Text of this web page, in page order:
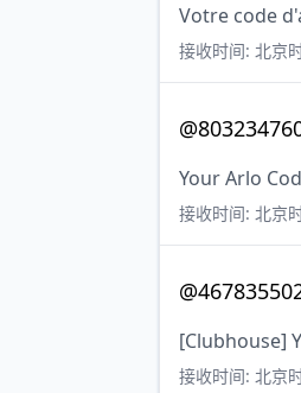
Votre code
接收时间: 北京
Your Arlo
接收时间: 北京
[Clubhouse]
接收时间: 北京